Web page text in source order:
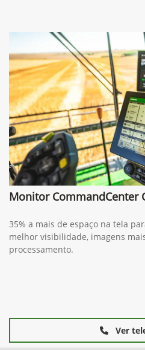
Monitor CommandCenter
35% a mais de espaço na tela
melhor visibilidade, imagens
processamento.
Ver